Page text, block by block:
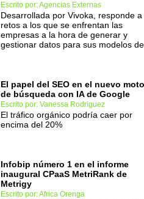
Escrito por: Agencias Externas
Desarrollada por Vivoka, responde a
retos a los que se enfrentan las
empresas a la hora de generar y
gestionar datos para sus modelos
El papel del SEO en el nuevo
de búsqueda con IA de Google
Escrito por: Vanessa Rodriguez
El tráfico orgánico podría caer por
encima del 20%
Infobip número 1 en el informe
inaugural CPaaS MetriRank de
Metrigy
Escrito por: Africa Orenga